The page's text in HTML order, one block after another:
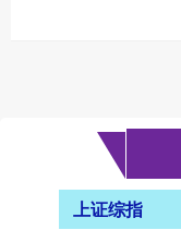
上证综指